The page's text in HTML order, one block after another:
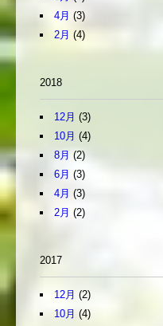
4月 (3)
2月 (4)
2018
12月 (3)
10月 (4)
8月 (2)
6月 (3)
4月 (3)
2月 (2)
2017
12月 (2)
10月 (4)